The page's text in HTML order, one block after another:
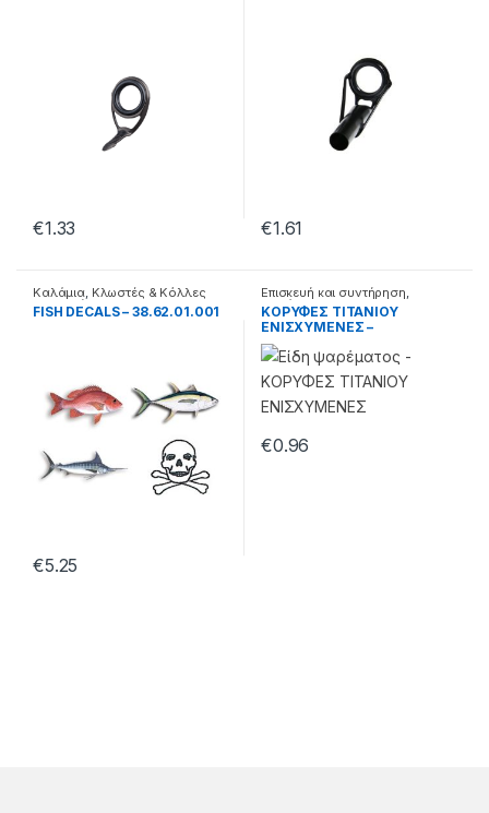
€1.33 €1.61
Καλάμια Κλωστές & Κόλλες
Επισκευής
FISH DECALS – 38.62.01.001
€5.25
Επισκευή και συντήρηση
Καλάμια
ΚΟΡΥΦΕΣ ΤΙΤΑΝΙΟΥ
ΕΝΙΣΧΥΜΕΝΕΣ –
99.22.55.316
€0.96